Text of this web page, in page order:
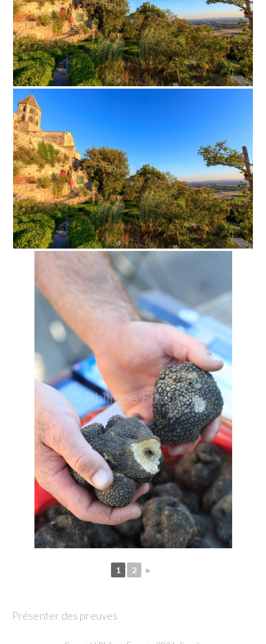
1 2 ►
Présenter des preuves